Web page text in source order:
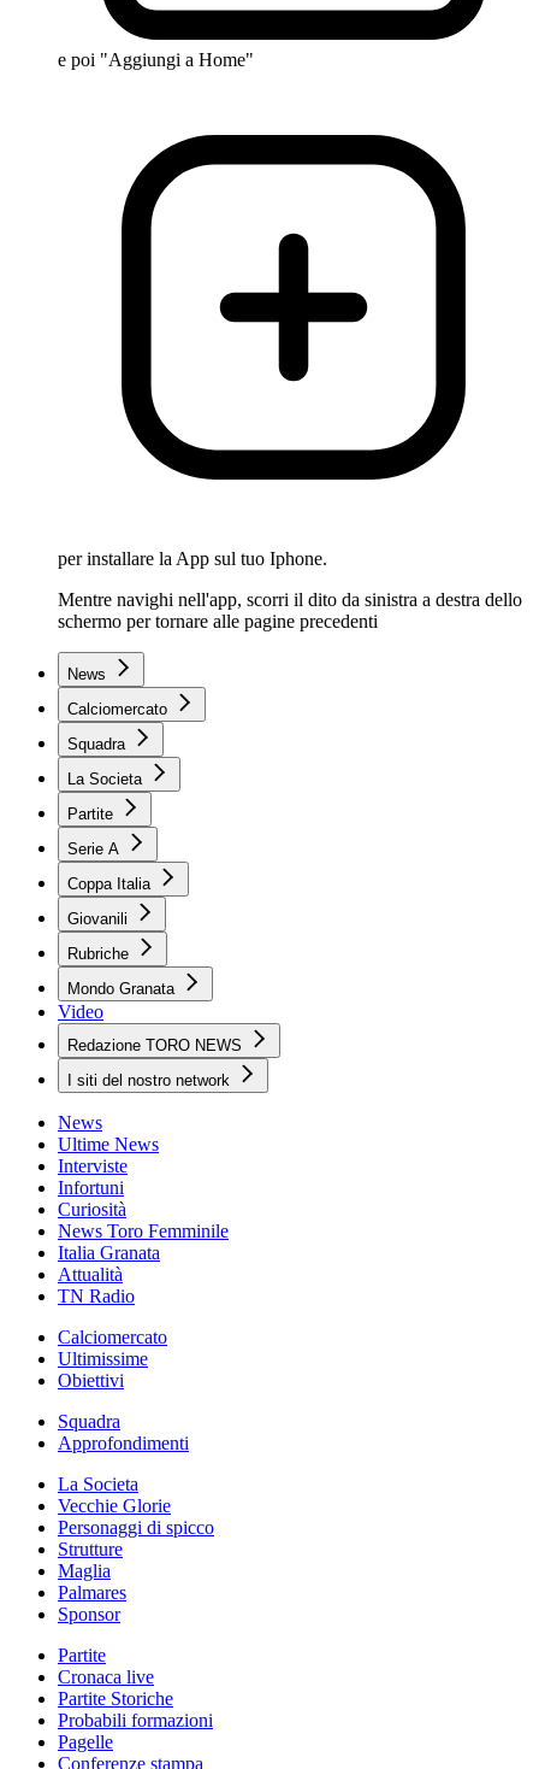
e poi "Aggiungi a Home"
per installare la App sul tuo Iphone.
Mentre navighi nell'app, scorri il dito da sinistra a destra dello
schermo per tornare alle pagine precedenti
News
Calciomercato
Squadra
La Societa
Partite
Serie A
Coppa Italia
Giovanili
Rubriche
Mondo Granata
Video
Redazione TORO NEWS
I siti del nostro network
News
Ultime News
Interviste
Infortuni
Curiosità
News Toro Femminile
Italia Granata
Attualità
TN Radio
Calciomercato
Ultimissime
Obiettivi
Squadra
Approfondimenti
La Societa
Vecchie Glorie
Personaggi di spicco
Strutture
Maglia
Palmares
Sponsor
Partite
Cronaca live
Partite Storiche
Probabili formazioni
Pagelle
Conferenze stampa